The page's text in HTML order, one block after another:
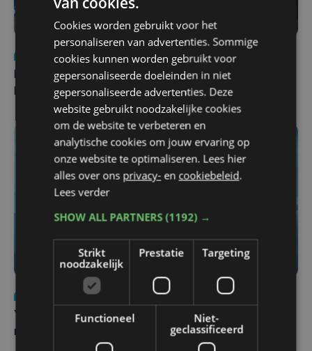
Nieuws
di 4 augustus | 09:32
Man en vrouw dood aangetroffen in woning in Sint-
Pieters Brugge
do 6 augustus | 21:30
Yaro (19), slachtoffer van vechtpartij, is na
maandenlange coma overleden
Cookies worden gebruikt voor het
personaliseren van advertenties. Sommige
cookies kunnen worden gebruikt voor
gepersonaliseerde doeleinden in niet
gepersonaliseerde advertenties. Deze
website gebruikt noodzakelijke cookies
om de website te verbeteren en
analytische cookies om jouw ervaring op
onze website te optimaliseren. Lees hier
alles over ons privacy- en cookiebeleid.
Lees verder
SHOW ALL PARTNERS(1192) →
Strikt
noodzakelijk
Prestatie Targeting
Functioneel
Niet-
geclassificeerd